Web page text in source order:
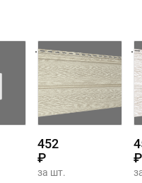
.
452
₽
за шт.
.
₽